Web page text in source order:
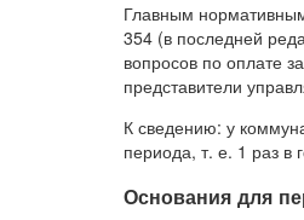
Главным
354 (в последней
вопросов по оплате
представители
К сведению: у
периода, т. е. 1 раз в
Основания для